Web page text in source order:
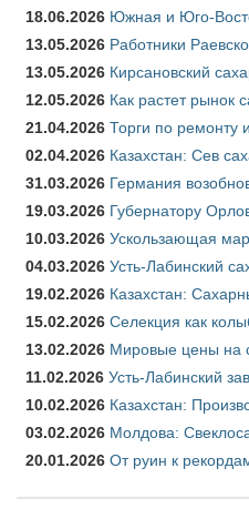
18.06.2026 Южная и Юго-
13.05.2026 Работники
13.05.2026 Кирсановский
12.05.2026 Как растет рынок
21.04.2026 Торги по ремонту
02.04.2026 Казахстан: Сев
31.03.2026 Германия
19.03.2026 Губернатору
10.03.2026 Ускользающая
04.03.2026 Усть-Лабинский
19.02.2026 Казахстан:
15.02.2026 Селекция как
13.02.2026 Мировые цены на
11.02.2026 Усть-Лабинский
10.02.2026 Казахстан:
03.02.2026 Молдова:
20.01.2026 От руин к